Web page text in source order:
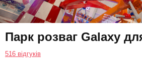
Парк розваг Galaxy
516 відгуків